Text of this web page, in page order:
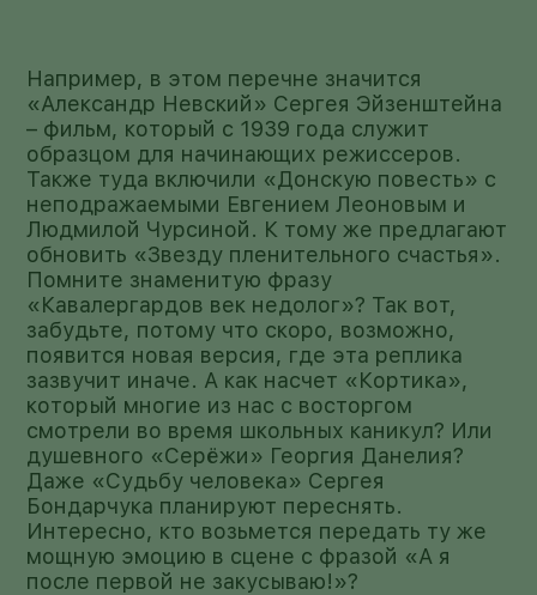
Например, в этом перечне значится
«Александр Невский» Сергея Эйзенштейна
– фильм, который с 1939 года служит
образцом для начинающих режиссеров.
Также туда включили «Донскую повесть» с
неподражаемыми Евгением Леоновым и
Людмилой Чурсиной. К тому же предлагают
обновить «Звезду пленительного счастья».
Помните знаменитую фразу
«Кавалергардов век недолог»? Так вот,
забудьте, потому что скоро, возможно,
появится новая версия, где эта реплика
зазвучит иначе. А как насчет «Кортика»,
который многие из нас с восторгом
смотрели во время школьных каникул? Или
душевного «Серёжи» Георгия Данелия?
Даже «Судьбу человека» Сергея
Бондарчука планируют переснять.
Интересно, кто возьмется передать ту же
мощную эмоцию в сцене с фразой «А я
после первой не закусываю!»?